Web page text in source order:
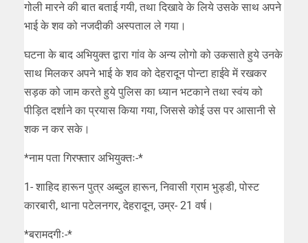
गोली मारने की बात बताई गयी, तथा दिखावे के लिये उसके साथ अपने
भाई के शव को नजदीकी अस्पताल ले गया।
घटना के बाद अभियुक्त द्वारा गांव के अन्य लोगो को उकसाते हुये उनके
साथ मिलकर अपने भाई के शव को देहरादून पोन्टा हाईवे में रखकर
सड़क को जाम करते हुये पुलिस का ध्यान भटकाने तथा स्वंय को
पीड़ित दर्शाने का प्रयास किया गया, जिससे कोई उस पर आसानी से
शक न कर सके।
*नाम पता गिरफ्तार अभियुक्तः-*
1- शाहिद हारून पुत्र अब्दुल हारून, निवासी ग्राम भुड्डी, पोस्ट
कारबारी, थाना पटेलनगर, देहरादून, उम्र- 21 वर्ष।
*बरामदगीः-*